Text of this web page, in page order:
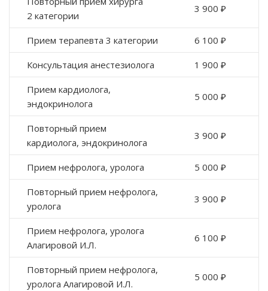
2 категории
3 900 ₽
Прием терапевта 3 категории 6 100 ₽
Консультация анестезиолога 1 900 ₽
Прием кардиолога,
эндокринолога
5 000 ₽
Повторный прием
кардиолога, эндокринолога
3 900 ₽
Прием нефролога, уролога 5 000 ₽
Повторный прием нефролога,
уролога
3 900 ₽
Прием нефролога, уролога
Алагировой И.Л.
6 100 ₽
Повторный прием нефролога,
уролога Алагировой И.Л.
5 000 ₽